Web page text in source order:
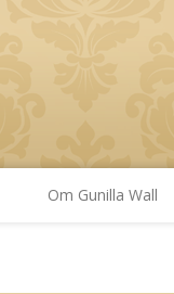
Om Gunilla Wall